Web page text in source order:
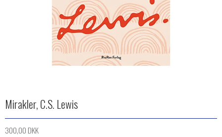
Mirakler, C.S. Lewis
300,00 DKK